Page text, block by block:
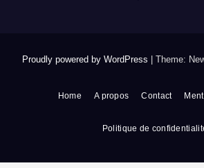
Proudly powered by WordPress Theme:
Home A propos Contact
Politique de